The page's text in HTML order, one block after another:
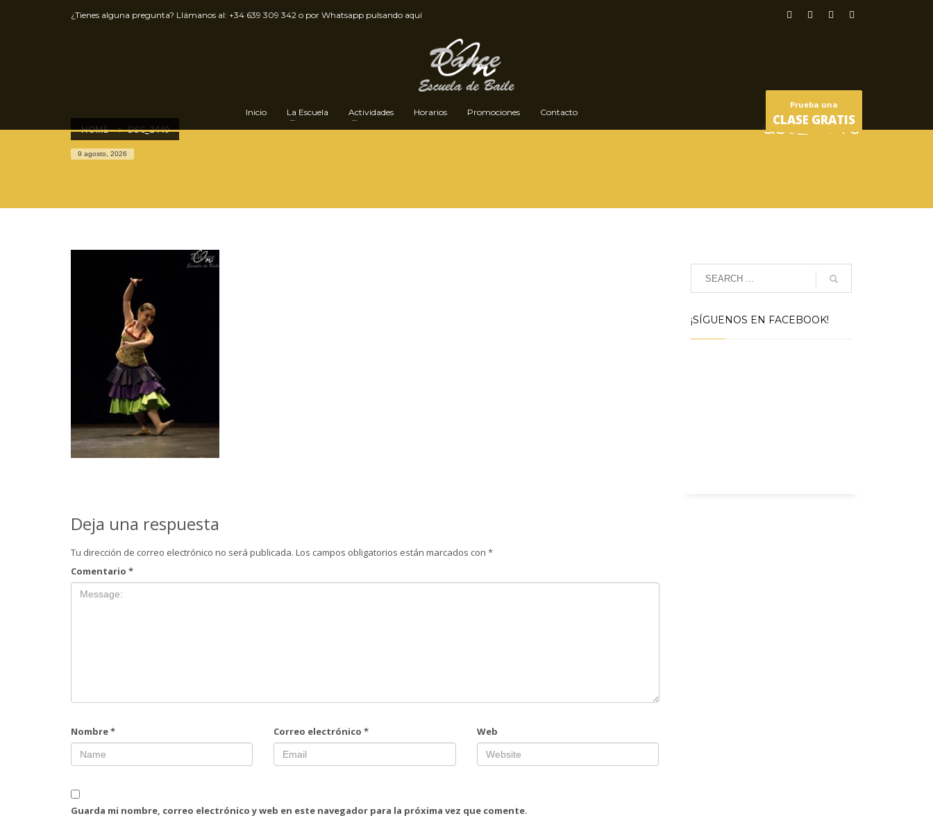
¿Tienes alguna pregunta? Llámanos al: +34 639 309 342 o por Whatsapp pulsando aquí
Inicio La Escuela Actividades Horarios Promociones Contacto
Prueba una
CLASE GRATIS
HOME DSC_2440
9 agosto, 2026
dsc_2440
Deja una respuesta
Tu dirección de correo electrónico no será publicada. Los campos obligatorios están marcados con *
Comentario *
Nombre* Correo electrónico* Web
Guarda mi nombre, correo electrónico y web en este navegador para la próxima vez que comente.
¡SÍGUENOS EN FACEBOOK!